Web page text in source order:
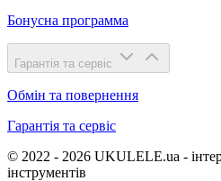
Бонусна программа
Гарантія та сервіс
Обмін та повернення
Гарантія та сервіс
© 2022 - 2026 UKULELE.ua -
інструментів